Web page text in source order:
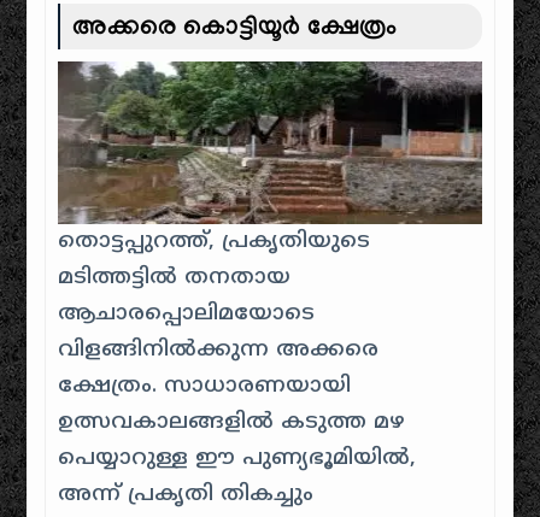
അക്കരെ കൊട്ടിയൂർ ക്ഷേത്രം
തൊട്ടപ്പുറത്ത്, പ്രകൃതിയുടെ
മടിത്തട്ടിൽ തനതായ
ആചാരപ്പൊലിമയോടെ
വിളങ്ങിനിൽക്കുന്ന അക്കരെ
ക്ഷേത്രം. സാധാരണയായി
ഉത്സവകാലങ്ങളിൽ കടുത്ത മഴ
പെയ്യാറുള്ള ഈ പുണ്യഭൂമിയിൽ,
അന്ന് പ്രകൃതി തികച്ചും